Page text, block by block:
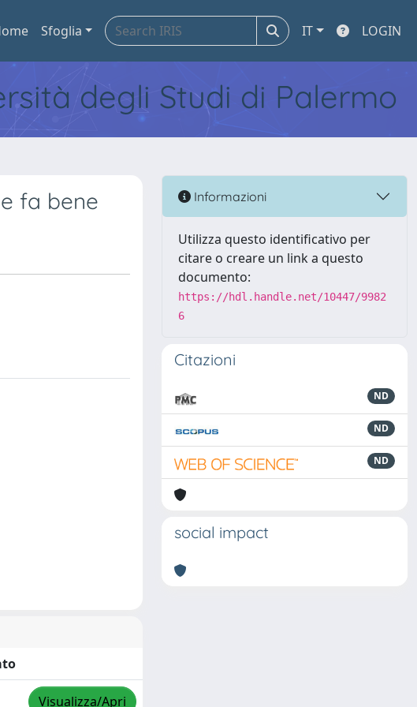
Sfoglia IT LOGIN
degli Studi di Palermo
fa bene
Visualizza/Apri
Informazioni
Utilizza questo identificativo per
citare o creare un link a questo
documento:
https://hdl.handle.net/10447/9982
6
Citazioni
ND
ND
ND
social impact